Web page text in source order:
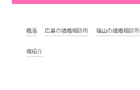
婚活 広島の結婚相談所 福山の結婚相談所
親紹介